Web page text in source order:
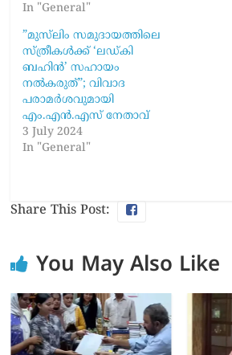
In "General"
”മുസ്‍ലിം സമുദായത്തിലെ
സ്ത്രീകൾക്ക് ‘ലഡ്കി
ബഹിൻ’ സഹായം
നൽകരുത്”; വിവാദ
പരാമർശവുമായി
എം.എൻ.എസ് നേതാവ്
3 July 2024
In "General"
Share This Post:
You May Also Like